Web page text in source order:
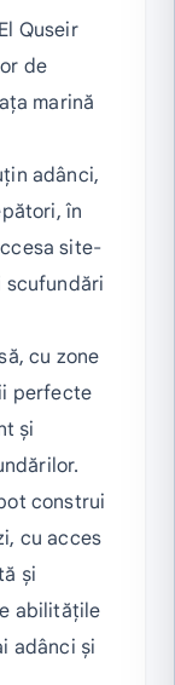
Quseir
de
marină
adânci,
în
site-
scufundări
cu zone
perfecte
și
construi
cu acces
și
abilitățile
adânci și